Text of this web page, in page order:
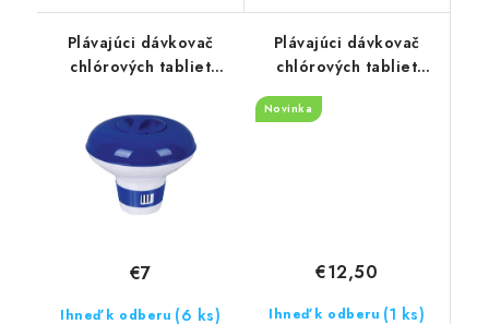
Plávajúci dávkovač
chlórových tabliet
Ihneď k odberu (6 ks)
€7
Plávajúci dávkovač
chlórových tabliet
Novinka
Ihneď k odberu (1 ks)
€12,50